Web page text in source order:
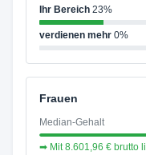
Ihr Bereich23%
verdienen mehr0%
Frauen
Median-Gehalt
➡ Mit 8.601,96 € brutto